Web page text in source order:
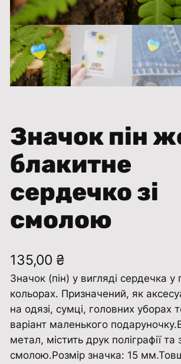
Значок пін
блакитне
сердечко зі
смолою
135,00 ₴
Значок (пін) у вигляді сердечка у
кольорах. Призначений, як
на одязі, сумці, головних уборах
варіант маленького
метал, містить друк поліграфії та
смолою.Розмір значка: 15